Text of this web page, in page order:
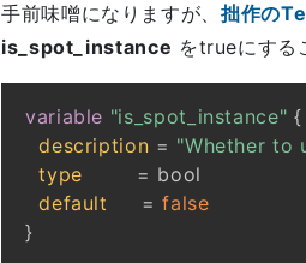
手前味噌になりますが、拙作の
is_spot_instance をtrueにする
variable "is_spot_instance" {
description = "Whether to
type
=
default
= false
}